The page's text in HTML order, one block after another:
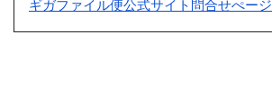
ギガファイル便公式サイト問合せぺージ